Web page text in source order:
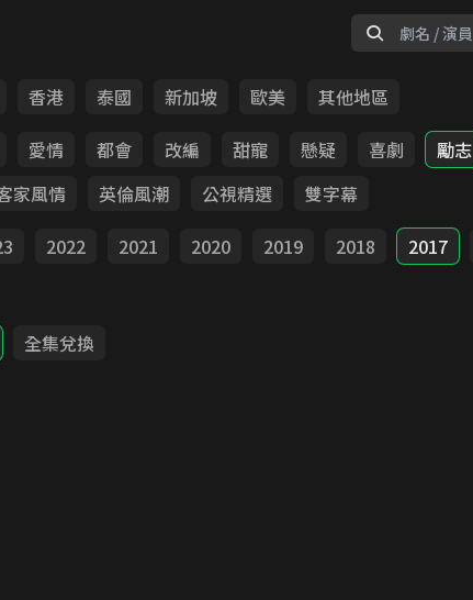
香港 泰國 新加坡 歐美
其他地區
愛情 都會 改編 甜寵 懸疑 喜劇 勵志
家風情 英倫風潮 公視精選
雙字幕
2022 2021 2020 2019 2018 2017
全集兌換